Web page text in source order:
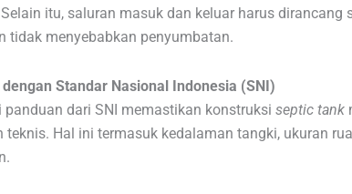
itu, saluran masuk dan keluar harus
tidak menyebabkan penyumbatan.
Standar Nasional Indonesia (SNI)
panduan dari SNI memastikan konstruksi septic tank
teknis. Hal ini termasuk kedalaman tangki, ukuran